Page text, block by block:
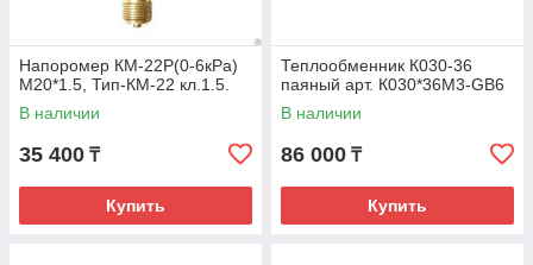
Напоромер КМ-22Р(0-6кРа)
М20*1.5, Тип-КМ-22 кл.1.5.
В наличии
35 400 ₸
Купить
Теплообменник К030-36
паяный арт. К030*36М3-GB6
В наличии
86 000 ₸
Купить